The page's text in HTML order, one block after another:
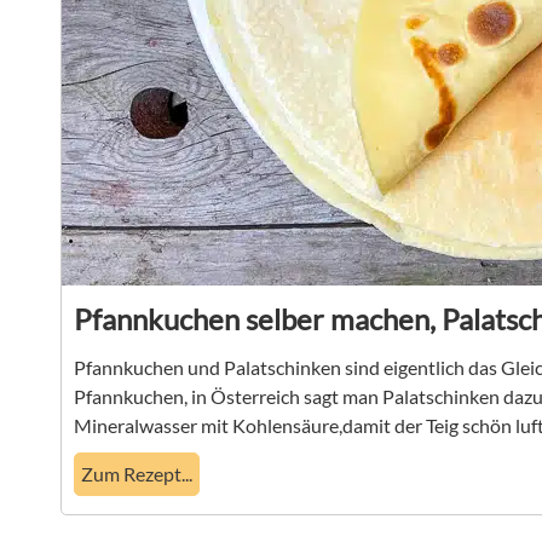
Pfannkuchen selber machen,
Pfannkuchen und Palatschinken sind eigentlich das
Pfannkuchen, in Österreich sagt man Palatschinken
Mineralwasser mit Kohlensäure,damit der Teig schön
Zum Rezept...